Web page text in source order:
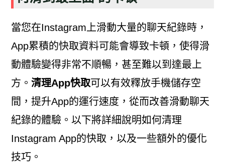
當您在Instagram上滑動大量的聊天紀錄時，
App累積的快取資料可能會導致卡頓，使得滑
動體驗變得非常不順暢，甚至難以到達最上
方。 清理App快取可以有效釋放手機儲存空
間，提升App的運行速度，從而改善滑動聊天
紀錄的體驗。以下將詳細說明如何清理
Instagram App的快取，以及一些額外的優化
技巧。